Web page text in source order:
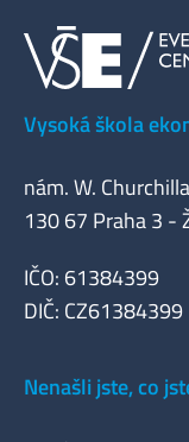
Vysoká škola
nám. W.
130 67 Praha 3 -
IČO: 61384399
DIČ: CZ61384399
Nenašli jste, co